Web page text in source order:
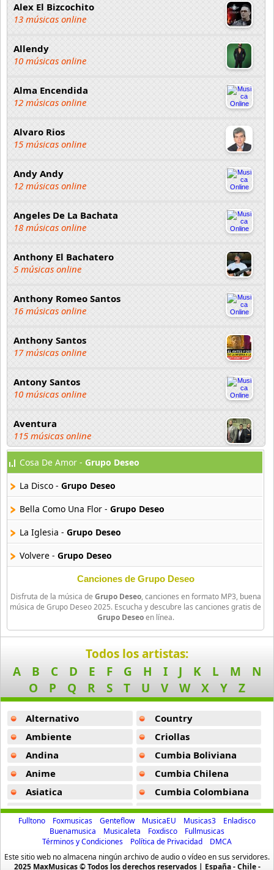
Alex El Bizcochito
13 músicas online
Allendy
10 músicas online
Alma Encendida
12 músicas online
Alvaro Rios
15 músicas online
Andy Andy
12 músicas online
Angeles De La Bachata
18 músicas online
Anthony El Bachatero
5 músicas online
Anthony Romeo Santos
16 músicas online
Anthony Santos
17 músicas online
Antony Santos
10 músicas online
Aventura
115 músicas online
Bachata Hits
13 músicas online
Bachateame Mama
12 músicas online
145 músicas online
Binomio de Oro de America
40 músicas online
Carlos y Alejandra
Chili Fernandez
14 músicas online
Cromo X
Daniel Santa Cruz
15 músicas online
Daniel Segura
13 músicas online
6 músicas online
Cosa De Amor - Grupo Deseo
La Disco - Grupo Deseo
Bella Como Una Flor - Grupo Deseo
La Iglesia - Grupo Deseo
Volvere - Grupo Deseo
Canciones de Grupo Deseo
Disfruta de la música de Grupo Deseo, canciones en formato MP3, buena
música de Grupo Deseo 2025. Escucha y descubre las canciones gratis de
Grupo Deseoen línea.
Todos los artistas:
A
B C D E F G H I J K L M
N
O
P Q R S T U V W X Y Z
Alternativo
Ambiente
Andina
Anime
Asiatica
Atevip
Bachatas
Baladas
Baladas De Oro
Country
Criollas
Cumbia Boliviana
Cumbia Chilena
Cumbia Colombiana
Cumbia Ecuatoriana
Cumbia Mexicana
Cumbia Pop
Cumbia Surena
Fulltono Foxmusicas Genteflow MusicaEU Musicas3
Enladisco
Buenamusica
Musicaleta Foxdisco
Fullmusicas
Términos y Condiciones
Política de Privacidad
DMCA
Este sitio web no almacena ningún archivo de audio o vídeo en sus servidores.
2025 MaxMusicas © Todos los derechos reservados | España - Chile -